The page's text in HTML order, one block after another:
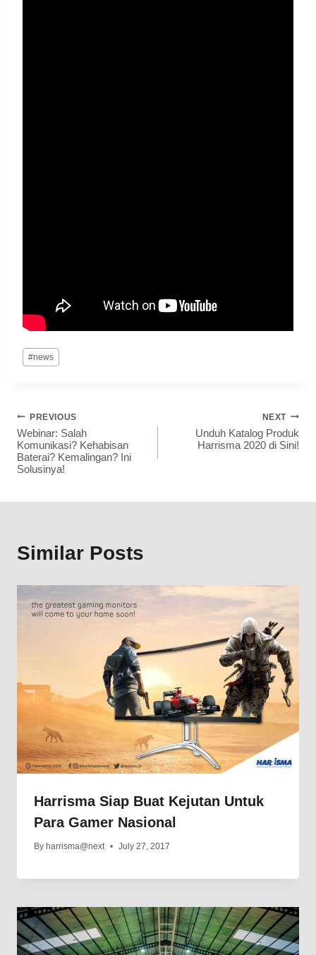
#news
PREVIOUS
Webinar: Salah
Komunikasi? Kehabisan
Baterai? Kemalingan? Ini
Solusinya!
NEXT
Unduh Katalog Produk
Harrisma 2020 di Sini!
Similar Posts
Harrisma Siap Buat Kejutan Untuk
Para Gamer Nasional
By harrisma@next July 27, 2017